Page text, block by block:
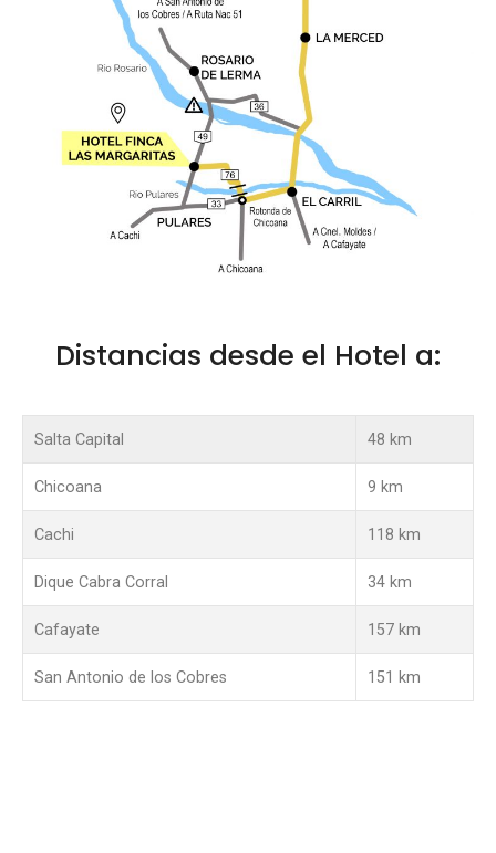
Distancias desde el Hotel a:
Salta Capital 48 km
Chicoana 9 km
Cachi 118 km
Dique Cabra Corral 34 km
Cafayate 157 km
San Antonio de los Cobres 151 km